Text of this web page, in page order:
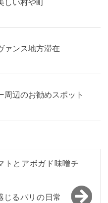
ァンス地方滞在
辺のお勧めスポット
トとアボガド味噌チ
るパリの日常